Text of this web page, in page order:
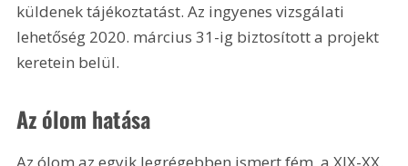
küldenek tájékoztatást. Az ingyenes vizsgálati
lehetőség 2020. március 31-ig biztosított a projekt
keretein belül.
Az ólom hatása
Az ólom az egyik legrégebben ismert fém, a XIX-XX.